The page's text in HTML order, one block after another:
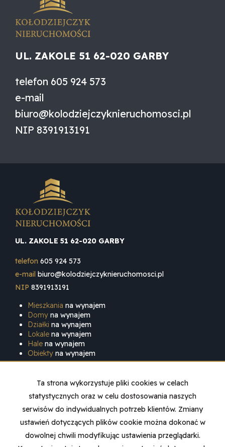
UL. ZAKOLE 51 62-020 GARBY
telefon 605 924 573
e-mail
biuro@kolodziejczyknieruchomosci.pl
NIP 8391913191
UL. ZAKOLE 51 62-020 GARBY
telefon 605 924 573
e-mail biuro@kolodziejczyknieruchomosci.pl
NIP 8391913191
Mieszkania na wynajem
Domy na wynajem
Działki na wynajem
Lokale na wynajem
Hale na wynajem
Obiekty na wynajem
Domyna sprzedaż
na sprzedaż
Lokalena sprzedaż
Halena sprzedaż
Obiekty
na sprzedaż
Strona główna Sprzedaż Wynajem O firmie Kontakt
Ta strona wykorzystuje pliki cookies w celach
statystycznych oraz w celu dostosowania naszych
serwisów do indywidualnych potrzeb klientów. Zmiany
ustawień dotyczących plików cookie można dokonać w
dowolnej chwili modyfikując ustawienia przeglądarki.